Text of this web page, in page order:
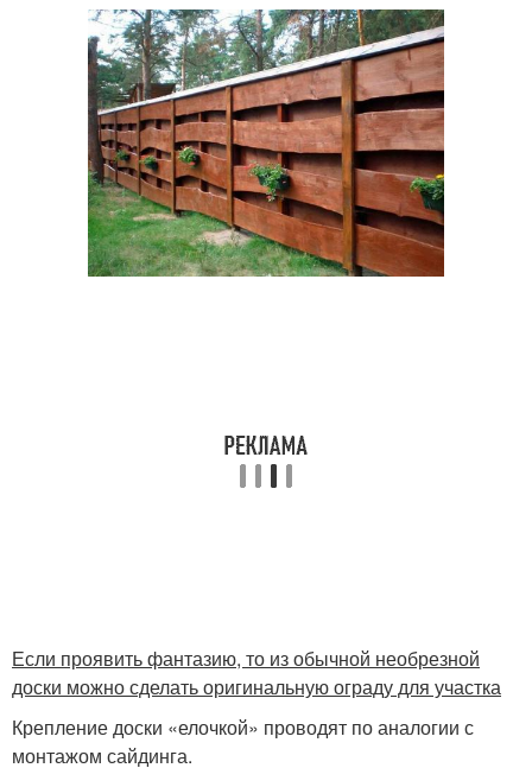
Если проявить фантазию, то из обычной необрезной
доски можно сделать оригинальную ограду для участка
Крепление доски «елочкой» проводят по аналогии с
монтажом сайдинга.